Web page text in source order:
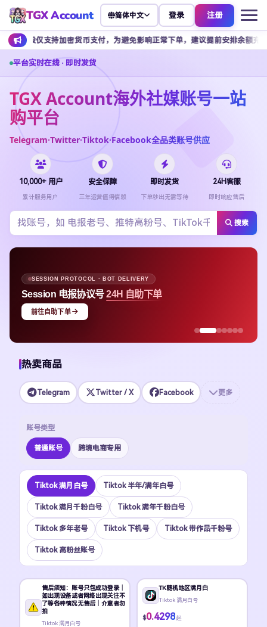
TGX Account 简体中文 登录 注册
币支付，为避免影响正常下单，建议提前安排余额充值。 客服
平台实时在线 · 即时发货
TGX Account海外社媒账号一站
购平台
Telegram·Twitter·Tiktok·Facebook全品类账号供应
10,000+ 用户
累计服务用户
安全保障
三年运营值得信赖
即时发货
下单秒出无需等待
24H客服
即时响应售后
搜索
SESSION PROTOCOL · BOT DELIVERY
Session 电报协议号24H 自助下单
前往自助下单
热卖商品
Telegram Twitter / X Facebook 更多
账号类型
普通账号 跨境电商专用
Tiktok 满月白号 Tiktok 半年/满年白号
Tiktok 满月千粉白号 Tiktok 满年千粉白号
Tiktok 多年老号 Tiktok 下机号 Tiktok 带作品千粉号
Tiktok 高粉丝账号
售后须知：账号只包成功登录｜
如出现设备或者网络出现关注不
了等各种情况无售后｜介意者勿
拍
Tiktok 满月白号
TK随机地区满月白
Tiktok 满月白号
$0.4298 起